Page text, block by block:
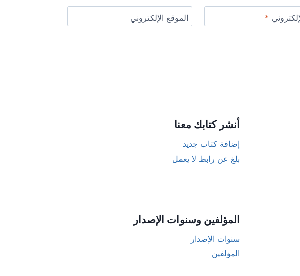
* الموقع الإلكتروني
أنشر كتابك معنا
إضافة كتاب جديد
بلغ عن رابط لا يعمل
المؤلفين وسنوات الإصدار
سنوات الإصدار
المؤلفين